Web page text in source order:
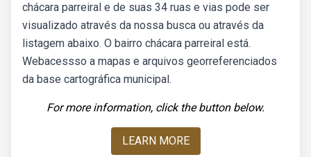
chácara parreiral e de suas 34 ruas e vias pode ser
visualizado através da nossa busca ou através da
listagem abaixo. O bairro chácara parreiral está.
Webacessso a mapas e arquivos georreferenciados
da base cartográfica municipal.
For more information, click the button below.
LEARN MORE